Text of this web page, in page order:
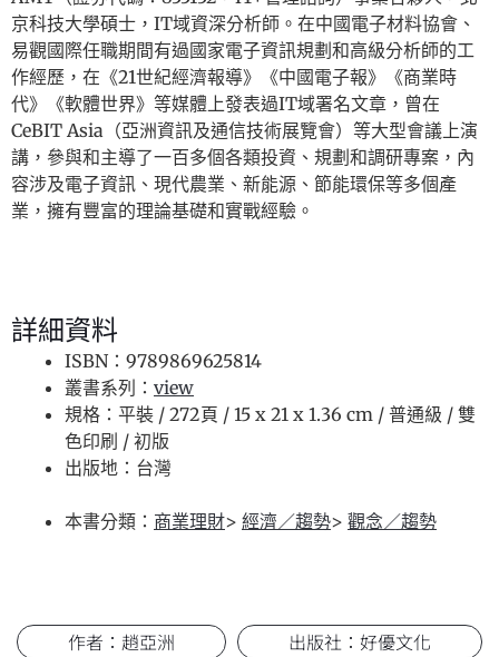
京科技大學碩士，IT域資深分析師。在中國電子材料協會、
易觀國際任職期間有過國家電子資訊規劃和高級分析師的工
作經歷，在《21世紀經濟報導》《中國電子報》《商業時
代》《軟體世界》等媒體上發表過IT域署名文章，曾在
CeBIT Asia（亞洲資訊及通信技術展覽會）等大型會議上演
講，參與和主導了一百多個各類投資、規劃和調研專案，內
容涉及電子資訊、現代農業、新能源、節能環保等多個產
業，擁有豐富的理論基礎和實戰經驗。
詳細資料
ISBN：9789869625814
叢書系列： view
規格：平裝 / 272頁 / 15 x 21 x 1.36 cm / 普通級 / 雙
色印刷 / 初版
出版地：台灣
本書分類： 商業理財> 經濟／趨勢> 觀念／趨勢
作者：趙亞洲 出版社：好優文化